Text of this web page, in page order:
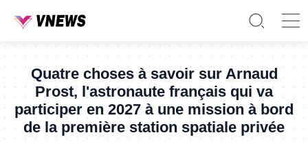
Quatre choses à savoir sur Arnaud
Prost, l'astronaute français qui va
participer en 2027 à une mission à bord
de la première station spatiale privée